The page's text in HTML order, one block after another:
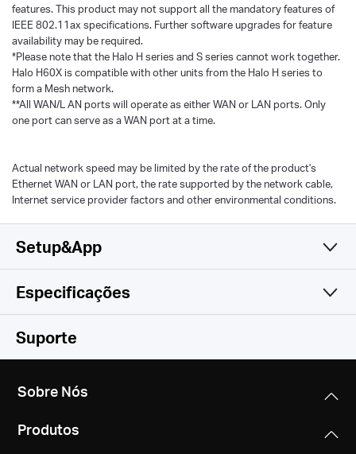
features. This product may not support all the mandatory features of
IEEE 802.11ax specifications. Further software upgrades for feature
availability may be required.
*Please note that the Halo H series and S series cannot work together.
Halo H60X is compatible with other units from the Halo H series to
form a Mesh network.
**All WAN/L AN ports will operate as either WAN or LAN ports. Only
one port can serve as a WAN port at a time.
Actual network speed may be limited by the rate of the product's
Ethernet WAN or LAN port, the rate supported by the network cable,
Internet service provider factors and other environmental conditions.
Setup&App
Simples e Funcional
Especificações
Wireless
Wi-Fi 6
IEEE 802.11n/b/g 2.4 GHz
Router, Access Point
Suporte
Sobre Nós
Produtos